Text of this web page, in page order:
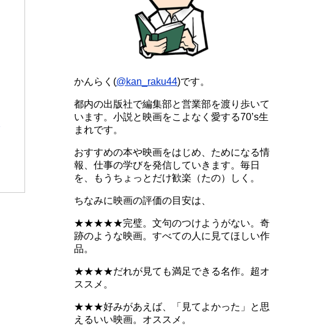
かんらく(@kan_raku44)です。
都内の出版社で編集部と営業部を渡り歩いて
います。小説と映画をこよなく愛する70’s生
まれです。
おすすめの本や映画をはじめ、ためになる情
報、仕事の学びを発信していきます。毎日
を、もうちょっとだけ歓楽（たの）しく。
ちなみに映画の評価の目安は、
★★★★★完璧。文句のつけようがない。奇
跡のような映画。すべての人に見てほしい作
品。
★★★★だれが見ても満足できる名作。超オ
ススメ。
★★★好みがあえば、「見てよかった」と思
えるいい映画。オススメ。